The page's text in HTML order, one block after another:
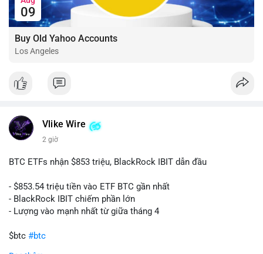
09
Buy Old Yahoo Accounts
Los Angeles
Vlike Wire
2 giờ
BTC ETFs nhận $853 triệu, BlackRock IBIT dẫn đầu
- $853.54 triệu tiền vào ETF BTC gần nhất
- BlackRock IBIT chiếm phần lớn
- Lượng vào mạnh nhất từ giữa tháng 4
$btc #btc